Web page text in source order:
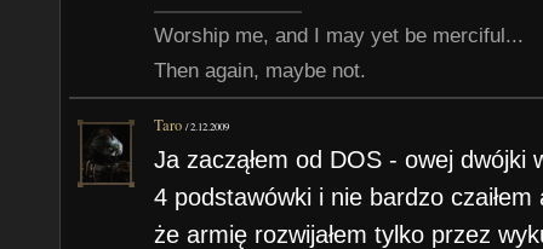
Worship me, and I may yet be merciful...
Then again, maybe not.
Taro /2.12.2009
Ja zacząłem od DOS - owej dwójki
4 podstawówki i nie bardzo
że armię rozwijałem tylko przez